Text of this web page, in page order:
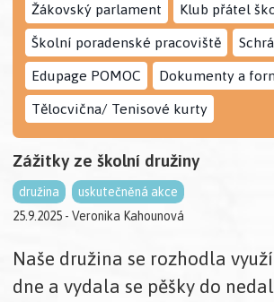
Žákovský parlament Klub přátel
Školní poradenské pracoviště
Edupage POMOC Dokumenty a
Tělocvična/ Tenisové kurty
Zážitky ze školní družiny
družina
uskutečněná akce
25.9.2025 - Veronika Kahounová
Naše družina se rozhodla
dne a vydala se pěšky do